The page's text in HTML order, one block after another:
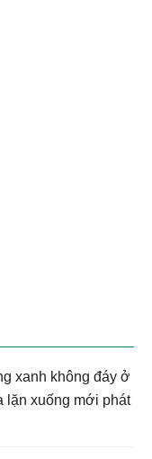
xanh không đáy ở
lặn xuống mới phát